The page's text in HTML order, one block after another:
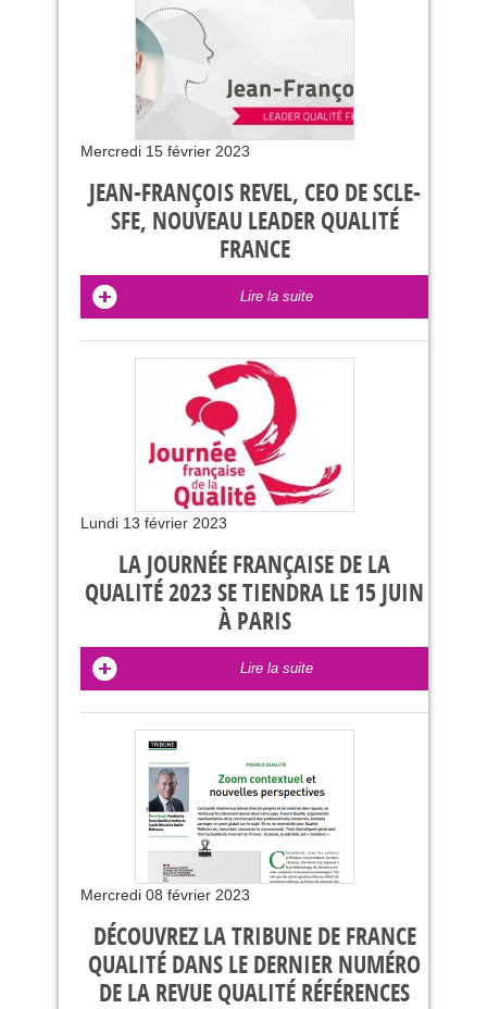
Mercredi 15 février 2023
JEAN-FRANÇOIS REVEL, CEO DE SCLE-
SFE, NOUVEAU LEADER QUALITÉ
FRANCE
Lire la suite
Lundi 13 février 2023
LA JOURNÉE FRANÇAISE DE LA
QUALITÉ 2023 SE TIENDRA LE 15 JUIN
À PARIS
Lire la suite
Mercredi 08 février 2023
DÉCOUVREZ LA TRIBUNE DE FRANCE
QUALITÉ DANS LE DERNIER NUMÉRO
DE LA REVUE QUALITÉ RÉFÉRENCES